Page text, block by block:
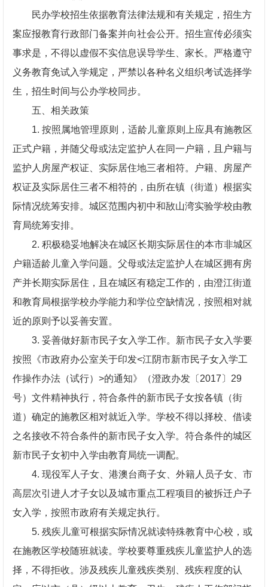
民办学校招生依据教育法律法规和有关规定，招生方
案应报教育行政部门备案并向社会公开。招生宣传必须实
事求是，不得以虚假不实信息误导学生、家长。严格遵守
义务教育免试入学规定，严禁以各种名义组织考试选择学
生，招生时间与公办学校同步。
五、相关政策
1. 按照属地管理原则，适龄儿童原则上应具有施教区
正式户籍，并随父母或法定监护人在同一户籍，且户籍与
监护人房屋产权证、实际居住地三者相符。户籍、房屋产
权证及实际居住三者不相符的，由所在镇（街道）根据实
际情况统筹安排。城区范围内初中和敔山湾实验学校由教
育局统筹安排。
2. 积极稳妥地解决在城区长期实际居住的本市非城区
户籍适龄儿童入学问题。父母或法定监护人在城区拥有房
产并长期实际居住，且在城区有稳定工作的，由澄江街道
和教育局根据学校办学能力和学位空缺情况，按照相对就
近的原则予以妥善安置。
3. 妥善做好新市民子女入学工作。新市民子女入学要
按照《市政府办公室关于印发<江阴市新市民子女入学工
作操作办法（试行）>的通知》（澄政办发〔2017〕29
号）文件精神执行，符合条件的新市民子女按各镇（街
道）确定的施教区相对就近入学。学校不得以择校、借读
之名接收不符合条件的新市民子女入学。符合条件的城区
新市民子女初中入学由教育局统一调配。
4. 现役军人子女、港澳台商子女、外籍人员子女、市
高层次引进人才子女以及城市重点工程项目的被拆迁户子
女入学，按照市政府有关规定执行。
5. 残疾儿童可根据实际情况就读特殊教育中心校，或
在施教区学校随班就读。学校要尊重残疾儿童监护人的选
择，不得拒收。涉及残疾儿童残疾类别、残疾程度的认